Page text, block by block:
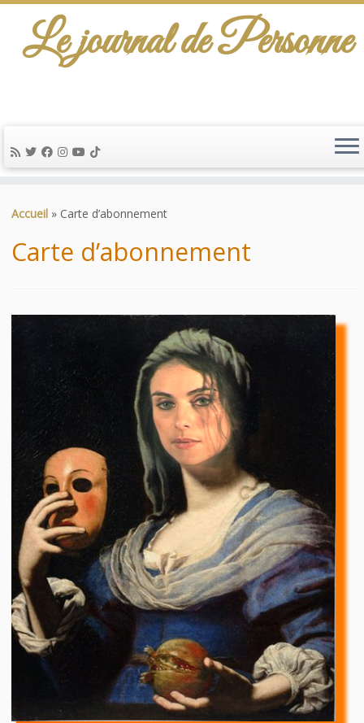
au
Le journal de Personne
Accueil » Carte d’abonnement
Carte d’abonnement